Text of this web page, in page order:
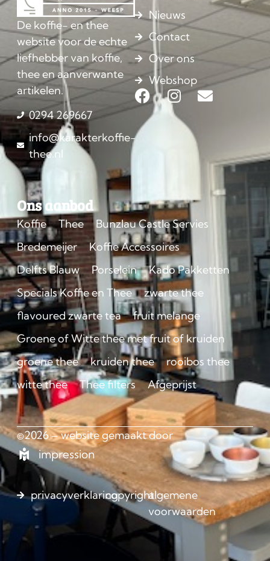
De koffie- en thee
website voor de echte
liefhebber van koffie,
thee en aanverwante
artikelen.
0294 269667
info@karakterkoffie-
thee.nl
Nieuws
Contact
Over ons
Webshop
Ons aanbod
Koffie Thee
Bunzlau Castle Servies
Bredemeijer
Koffie Accessoires
Delfts Blauw
Porselein
Kado Pakketten
Specials Koffie en Thee
zwarte thee
flavoured zwarte tea
fruit melange
Groene of Witte thee met fruit of kruiden
groene thee
kruiden thee
rooibos thee
witte thee
Thee filters Afgeprijst
©2026 – website gemaakt door
impression
privacyverklaringcopyrightalgemene
voorwaarden